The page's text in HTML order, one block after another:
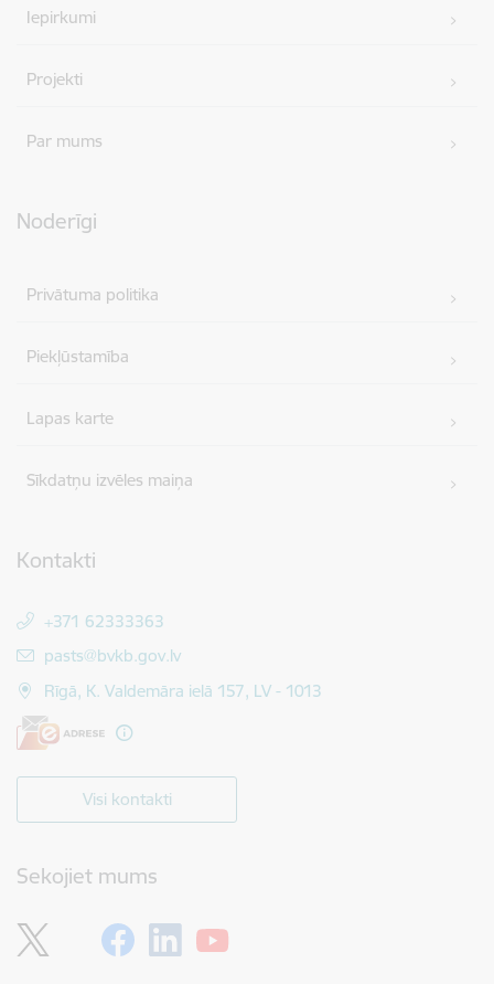
Iepirkumi
Projekti
Par mums
Noderīgi
Privātuma politika
Piekļūstamība
Lapas karte
Sīkdatņu izvēles maiņa
Kontakti
+371 62333363
E-pasts:
pasts@bvkb.gov.lv
Rīgā, K. Valdemāra ielā 157, LV - 1013
Visi kontakti
Sekojiet mums